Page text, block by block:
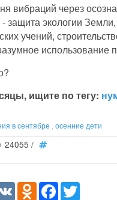
через
защита экологии
учений,
использование
ищите по тегу:
в сентябре осенние дети
24055 /
VK Odnoklassniki
Facebook
Twitter